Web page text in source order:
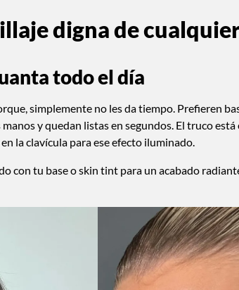
digna de
todo el día
simplemente no les da tiempo. Prefieren
y quedan listas en segundos. El truco
la clavícula para ese efecto iluminado.
con tu base o skin tint para un acabado